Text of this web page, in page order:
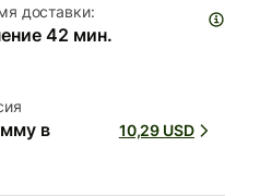
доставки:
42 мин.
в
10,29 USD